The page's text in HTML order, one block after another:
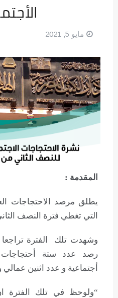
مايو 5, 2021
المقدمة :
يطلق مرصد الاحتجاجات
التي تغطي فترة النصف الثاني
وشهدت تلك الفترة
رصد عدد ستة أحتجاجات
أجتماعية و عدد اثنين عمالي
“ولوحظ في تلك الفترة